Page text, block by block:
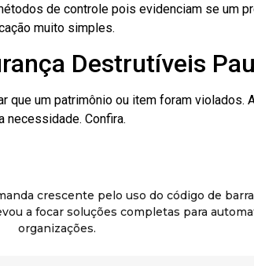
de controle pois evidenciam se um
muito simples.
Destrutíveis
que um patrimônio ou item foram
Confira.
crescente pelo uso do código de
a focar soluções completas para
organizações.